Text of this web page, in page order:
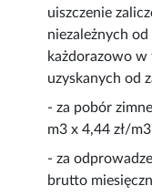
uiszczenie
niezależnych
każdorazowo
uzyskanych od
- za pobór
m3 x 4,44 zł/
- za
brutto